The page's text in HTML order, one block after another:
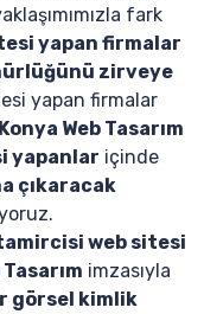
fark
yapan firmalar
zirveye
yapan firmalar
Web Tasarım
yapanlar içinde
çıkaracak
web sitesi
imzasıyla
görsel kimlik